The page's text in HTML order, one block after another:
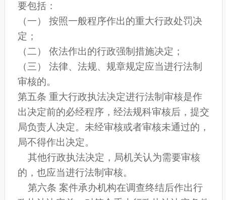
要包括：
（一） 按照一般程序作出的重大行政处罚决
定；
（二） 依法作出的行政强制措施决定；
（三） 法律、法规、规章规定应当进行法制
审核的。
第五条 重大行政执法决定进行法制审核是作
出决定前的必经程序，经法规科审核后，提交
局负责人决定。未经审核或者审核未通过的，
局不得作出决定。
其他行政执法决定，局机关认为需要审核
的，也应当进行法制审核。
第六条 案件承办机构在调查终结后作出行